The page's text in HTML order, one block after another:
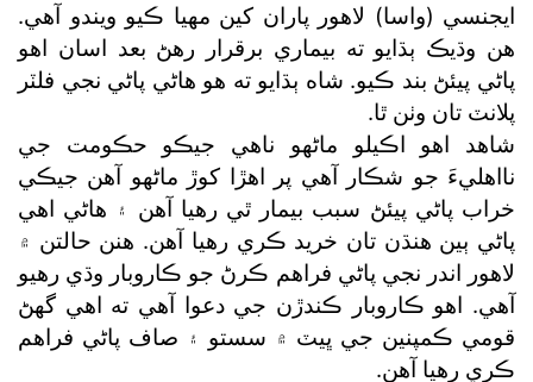
ايجنسي (واسا) لاهور پاران کين مهيا ڪيو ويندو آهي.
هن وڌيڪ ٻڌايو ته بيماري برقرار رهڻ بعد اسان اهو
پاڻي پيئڻ بند ڪيو. شاه ٻڌايو ته هو هاڻي پاڻي نجي فلٽر
پلانٽ تان وٺن ٿا.
شاهد اهو اڪيلو ماڻهو ناهي جيڪو حڪومت جي
نااهليءَ جو شڪار آهي پر اهڙا کوڙ ماڻهو آهن جيڪي
خراب پاڻي پيئڻ سبب بيمار ٿي رهيا آهن ۽ هاڻي اهي
پاڻي ٻين هنڌن تان خريد ڪري رهيا آهن. هنن حالتن ۾
لاهور اندر نجي پاڻي فراهم ڪرڻ جو ڪاروبار وڌي رهيو
آهي. اهو ڪاروبار ڪندڙن جي دعوا آهي ته اهي گهڻ
قومي ڪمپنين جي ڀيٽ ۾ سستو ۽ صاف پاڻي فراهم
ڪري رهيا آهن.